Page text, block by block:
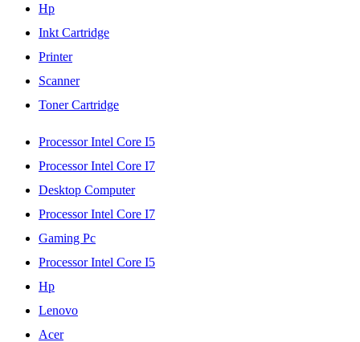
Hp
Inkt Cartridge
Printer
Scanner
Toner Cartridge
Processor Intel Core I5
Processor Intel Core I7
Desktop Computer
Processor Intel Core I7
Gaming Pc
Processor Intel Core I5
Hp
Lenovo
Acer